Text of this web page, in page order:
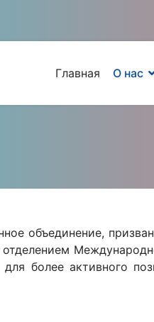
Главная О нас
объединение,
более активного